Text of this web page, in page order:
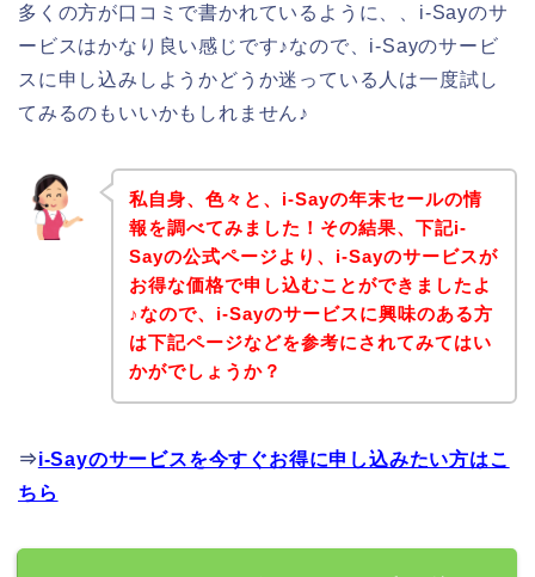
多くの方が口コミで書かれているように、、i-Sayのサ
ービスはかなり良い感じです♪なので、i-Sayのサービ
スに申し込みしようかどうか迷っている人は一度試し
てみるのもいいかもしれません♪
私自身、色々と、i-Sayの年末セールの情
報を調べてみました！その結果、下記i-
Sayの公式ページより、i-Sayのサービスが
お得な価格で申し込むことができましたよ
♪なので、i-Sayのサービスに興味のある方
は下記ページなどを参考にされてみてはい
かがでしょうか？
⇒i-Sayのサービスを今すぐお得に申し込みたい方はこ
ちら